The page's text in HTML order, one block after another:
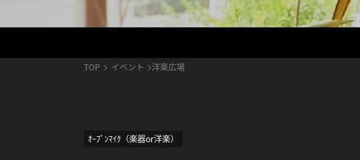
TOP イベント 洋楽広場
ｵｰﾌﾟﾝﾏｲｸ（楽器or洋楽）